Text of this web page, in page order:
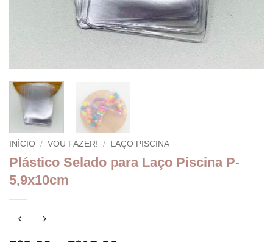
INÍCIO / VOU FAZER! / LAÇO PISCINA
Plástico Selado para Laço Piscina P-
5,9x10cm